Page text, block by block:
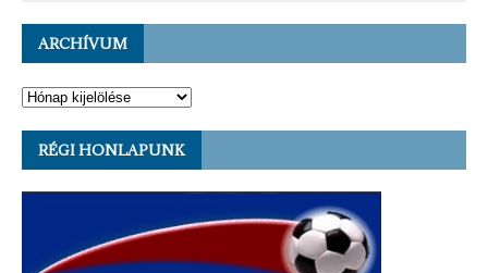
ARCHÍVUM
RÉGI HONLAPUNK